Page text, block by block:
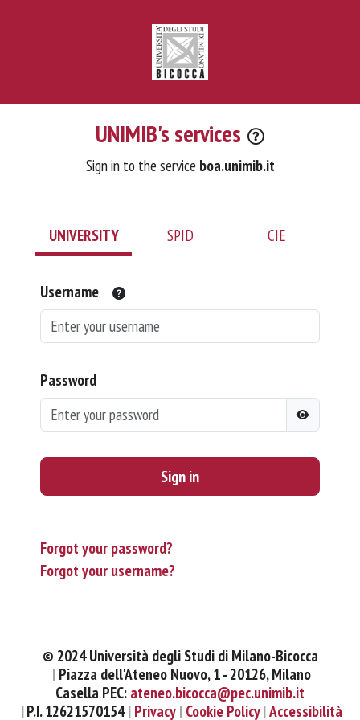
UNIMIB's services
Sign in to the service boa.unimib.it
UNIVERSITY SPID CIE
Username
Password
Sign in
Forgot your password?
Forgot your username?
© 2024 Università degli Studi di Milano-Bicocca
Piazza dell'Ateneo Nuovo, 1 - 20126, Milano
Casella PEC: ateneo.bicocca@pec.unimib.it
P.I. 12621570154 Privacy Cookie Policy Accessibilità